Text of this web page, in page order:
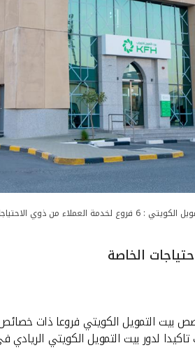
لخدمة العملاء من ذوي الاحتياجات الخاصة
بيت التمويل الكويتي فروعا ذات
لدور بيت التمويل الكويتي الريادي